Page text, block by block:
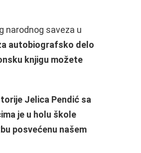
narodnog saveza u
autobiografsko delo
knjigu možete
Jelica Pendić sa
je u holu škole
posvećenu našem